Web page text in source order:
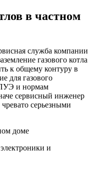
в частном
служба компании
газового котла
к общему контуру в
для газового
ПУЭ и нормам
сервисный инженер
серьезными
и